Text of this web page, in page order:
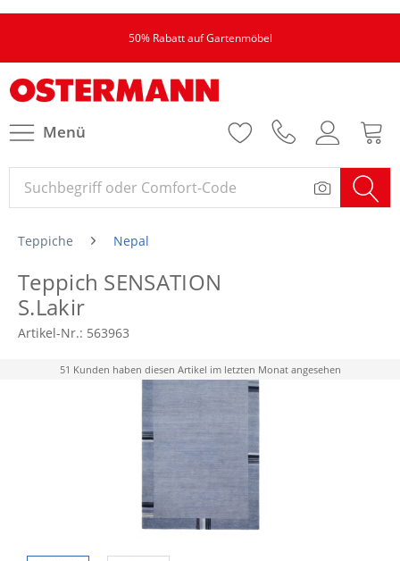
50% Rabatt auf Gartenmöbel
Menü
Teppiche Nepal
Teppich SENSATION
S.Lakir
Artikel-Nr.: 563963
51 Kunden haben diesen Artikel im letzten Monat angesehen